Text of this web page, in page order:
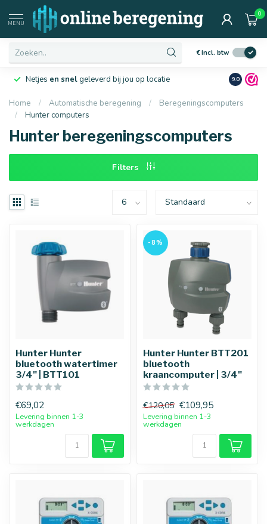
MENU
0
€Incl. btw
Netjes en snelgeleverd bij jou op locatie Ruim10
9.0
Home / Automatische beregening /
Beregeningscomputers
/
Hunter computers
Hunter beregeningscomputers
Filters
Hunter Hunter
bluetooth watertimer
3/4" | BTT101
€69,02
Levering binnen 1-3
werkdagen
-8%
Hunter Hunter BTT201
bluetooth
kraancomputer | 3/4"
€120,05 €109,95
Levering binnen 1-3
werkdagen
Afmetingen
16 mm